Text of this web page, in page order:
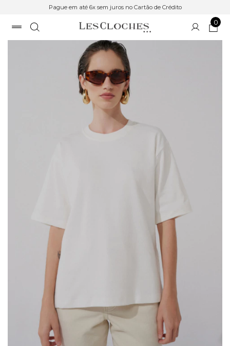
Pague em até 6x sem juros no Cartão de Crédito
0